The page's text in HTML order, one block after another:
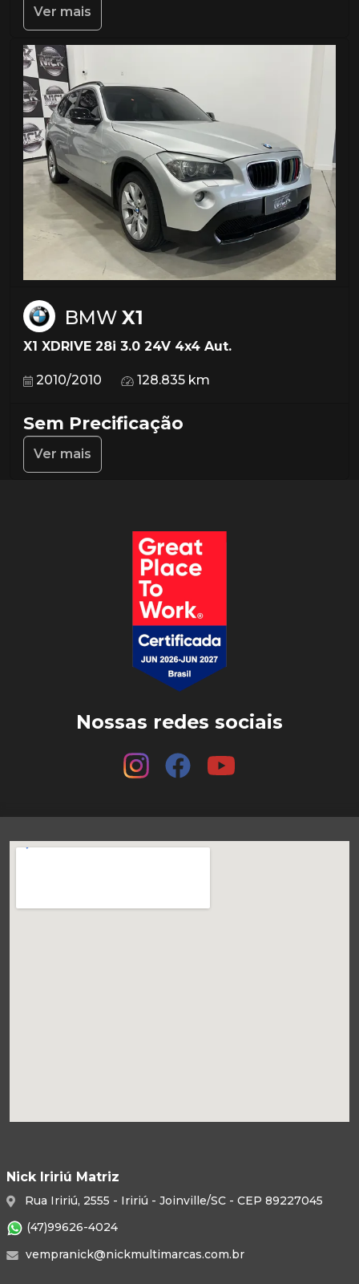
Ver mais
BMW X1
X1 XDRIVE 28i 3.0 24V 4x4 Aut.
2010/2010 128.835 km
Sem Precificação
Ver mais
Nossas redes sociais
Nick Iririú Matriz
Rua Iririú, 2555 - Iririú - Joinville/SC - CEP 89227045
(47)99626-4024
vempranick@nickmultimarcas.com.br